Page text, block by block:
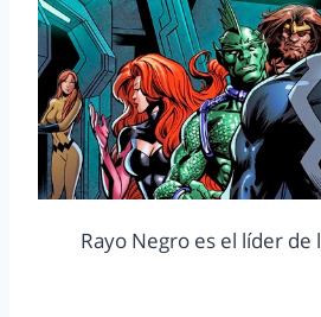
Rayo Negro es el líder de